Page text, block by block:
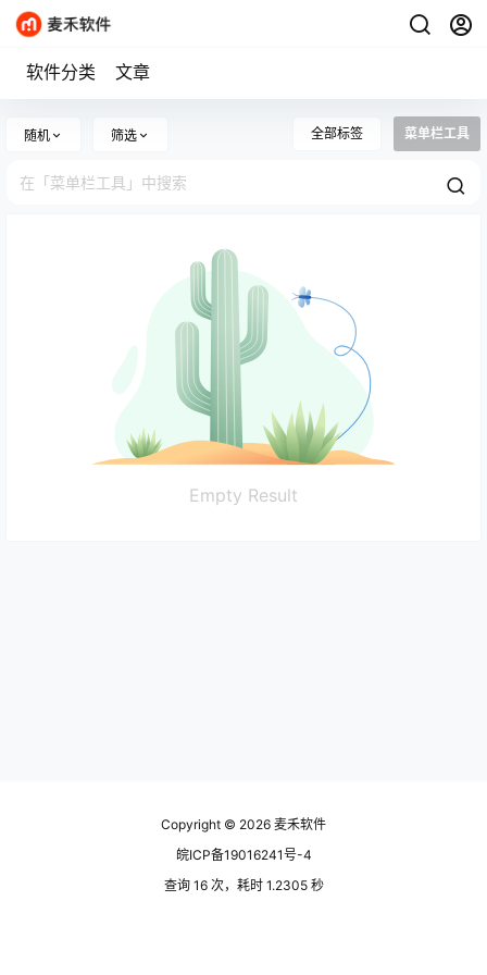
软件分类 文章
随机 筛选 全部标签 菜单栏工具
Empty Result
Copyright © 2026 麦禾软件
皖ICP备19016241号-4
查询 16 次，耗时 1.2305 秒